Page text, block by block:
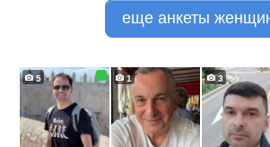
еще анкеты
5 1 3